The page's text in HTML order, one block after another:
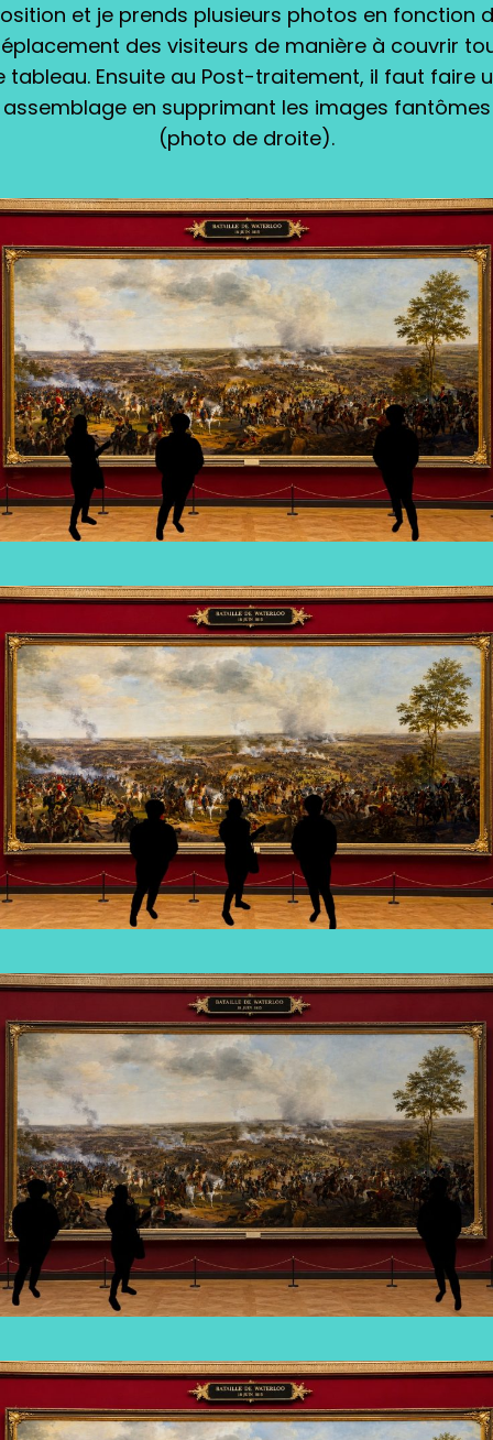
et je prends plusieurs photos en fonction
des visiteurs de manière à couvrir
tableau. Ensuite au Post-traitement, il faut faire
assemblage en supprimant les images fantômes
(photo de droite).